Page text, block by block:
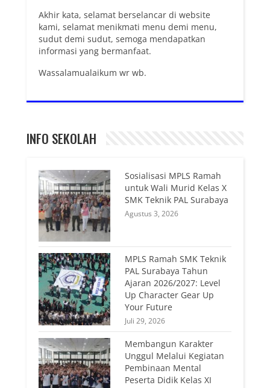
Akhir kata, selamat berselancar di website
kami, selamat menikmati menu demi menu,
sudut demi sudut, semoga mendapatkan
informasi yang bermanfaat.
Wassalamualaikum wr wb.
INFO SEKOLAH
Sosialisasi MPLS Ramah
untuk Wali Murid Kelas X
SMK Teknik PAL Surabaya
Agustus 3, 2026
MPLS Ramah SMK Teknik
PAL Surabaya Tahun
Ajaran 2026/2027: Level
Up Character Gear Up
Your Future
Juli 29, 2026
Membangun Karakter
Unggul Melalui Kegiatan
Pembinaan Mental
Peserta Didik Kelas XI